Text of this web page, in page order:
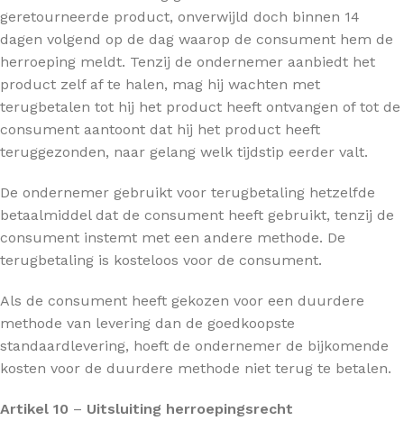
geretourneerde product, onverwijld doch binnen 14
dagen volgend op de dag waarop de consument hem de
herroeping meldt. Tenzij de ondernemer aanbiedt het
product zelf af te halen, mag hij wachten met
terugbetalen tot hij het product heeft ontvangen of tot de
consument aantoont dat hij het product heeft
teruggezonden, naar gelang welk tijdstip eerder valt.
De ondernemer gebruikt voor terugbetaling hetzelfde
betaalmiddel dat de consument heeft gebruikt, tenzij de
consument instemt met een andere methode. De
terugbetaling is kosteloos voor de consument.
Als de consument heeft gekozen voor een duurdere
methode van levering dan de goedkoopste
standaardlevering, hoeft de ondernemer de bijkomende
kosten voor de duurdere methode niet terug te betalen.
Artikel 10 – Uitsluiting herroepingsrecht